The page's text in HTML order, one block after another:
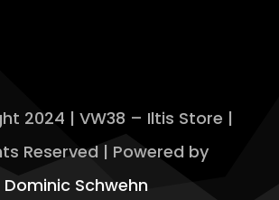
2024 | VW38 – Iltis Store |
Reserved | Powered by
Dominic Schwehn